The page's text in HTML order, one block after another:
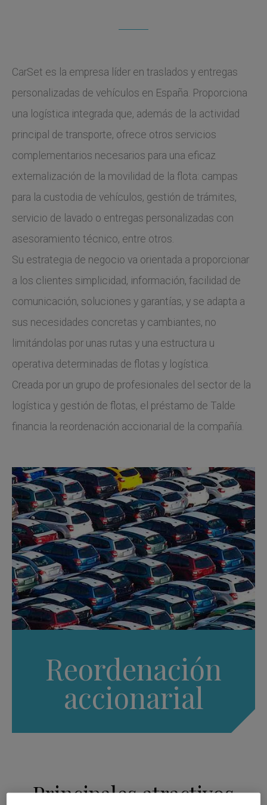
CarSet es la empresa líder en traslados y entregas
personalizadas de vehículos en España. Proporciona
una logística integrada que, además de la actividad
principal de transporte, ofrece otros servicios
complementarios necesarios para una eficaz
externalización de la movilidad de la flota: campas
para la custodia de vehículos, gestión de trámites,
servicio de lavado o entregas personalizadas con
asesoramiento técnico, entre otros.
Su estrategia de negocio va orientada a proporcionar
a los clientes simplicidad, información, facilidad de
comunicación, soluciones y garantías, y se adapta a
sus necesidades concretas y cambiantes, no
limitándolas por unas rutas y una estructura u
operativa determinadas de flotas y logística.
Creada por un grupo de profesionales del sector de la
logística y gestión de flotas, el préstamo de Talde
financia la reordenación accionarial de la compañía.
Reordenación
accionarial
Principales atractivos